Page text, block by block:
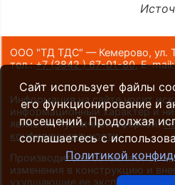
ООО "ТД ТДС" — Кемерово, ул.
тел.:+7 (3842 ) 67-01-80,E-
Информация на сайте носит
информационный характер и
является публичной офертой.
конфиденциальности.
Производители оставляют за
изменения в конструкцию и
ухудшающие ее
Сайт использует файлы
его функционирование и
посещений. Продолжая
соглашаетесь с
Политикой